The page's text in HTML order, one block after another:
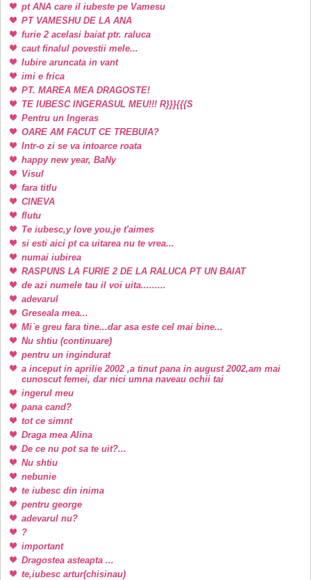
pt ANA care il iubeste pe Vamesu
PT VAMESHU DE LA ANA
furie 2 acelasi baiat ptr. raluca
caut finalul povestii mele...
Iubire aruncata in vant
imi e frica
PT. MAREA MEA DRAGOSTE!
TE IUBESC INGERASUL MEU!!! R}}}{{{S
Pentru un Ingeras
OARE AM FACUT CE TREBUIA?
Intr-o zi se va intoarce roata
happy new year, BaNy
Visul
fara titlu
CINEVA
flutu
Te iubesc,y love you,je t'aimes
si esti aici pt ca uitarea nu te vrea...
numai iubirea
RASPUNS LA FURIE 2 DE LA RALUCA PT UN BAIAT
de azi numele tau il voi uita.........
adevarul
Greseala mea...
Mi`e greu fara tine...dar asa este cel mai bine...
Nu shtiu (continuare)
pentru un ingindurat
a inceput in aprilie 2002 ,a tinut pana in august 2002,am mai
cunoscut femei, dar nici umna naveau ochii tai
ingerul meu
pana cand?
tot ce simnt
Draga mea Alina
De ce nu pot sa te uit?...
Nu shtiu
nebunie
te iubesc din inima
pentru george
adevarul nu?
?
important
Dragostea asteapta ...
te,iubesc artur(chisinau)